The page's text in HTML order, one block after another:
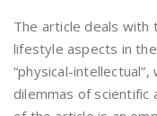
The article deals
lifestyle aspects in
“physical-
dilemmas of scientific